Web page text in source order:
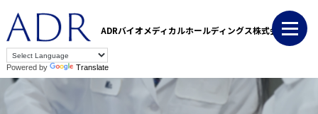
ADRバイオメディカルホールディングス株式会社
Powered by Translate